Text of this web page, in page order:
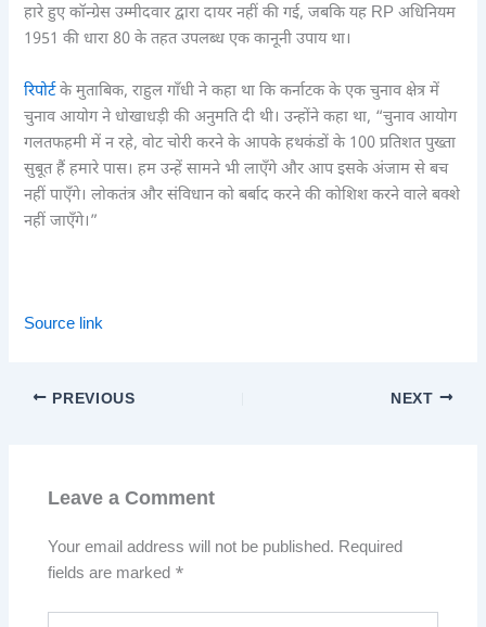
हारे हुए कॉन्ग्रेस उम्मीदवार द्वारा दायर नहीं की गई, जबकि यह RP अधिनियम
1951 की धारा 80 के तहत उपलब्ध एक कानूनी उपाय था।
रिपोर्टके मुताबिक, राहुल गाँधी ने कहा था कि कर्नाटक के एक चुनाव क्षेत्र में
चुनाव आयोग ने धोखाधड़ी की अनुमति दी थी। उन्होंने कहा था, “चुनाव आयोग
गलतफहमी में न रहे, वोट चोरी करने के आपके हथकंडों के 100 प्रतिशत पुख्ता
सुबूत हैं हमारे पास। हम उन्हें सामने भी लाएँगे और आप इसके अंजाम से बच
नहीं पाएँगे। लोकतंत्र और संविधान को बर्बाद करने की कोशिश करने वाले बक्शे
नहीं जाएँगे।”
Source link
PREVIOUS NEXT
Leave a Comment
Your email address will not be published. Required
fields are marked *